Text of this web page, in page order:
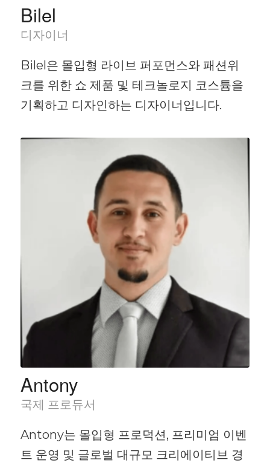
Bilel
디자이너
Bilel은 몰입형 라이브 퍼포먼스와 패션위
크를 위한 쇼 제품 및 테크놀로지 코스튬을
기획하고 디자인하는 디자이너입니다.
Antony
국제 프로듀서
Antony는 몰입형 프로덕션, 프리미엄 이벤
트 운영 및 글로벌 대규모 크리에이티브 경